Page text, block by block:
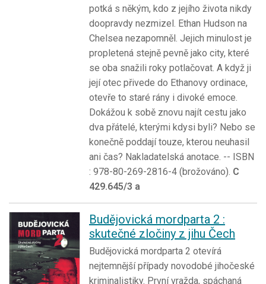
potká s někým, kdo z jejího života nikdy
doopravdy nezmizel. Ethan Hudson na
Chelsea nezapomněl. Jejich minulost je
propletená stejně pevně jako city, které
se oba snažili roky potlačovat. A když ji
její otec přivede do Ethanovy ordinace,
otevře to staré rány i divoké emoce.
Dokážou k sobě znovu najít cestu jako
dva přátelé, kterými kdysi byli? Nebo se
konečně poddají touze, kterou neuhasil
ani čas? Nakladatelská anotace. -- ISBN
: 978-80-269-2816-4 (brožováno). C
429.645/3 a
Budějovická mordparta 2 :
skutečné zločiny z jihu Čech
Budějovická mordparta 2 otevírá
nejtemnější případy novodobé jihočeské
kriminalistiky. První vražda, spáchaná